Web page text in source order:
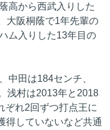
高から西武入りした
大阪桐蔭で1年先輩の
ム入りした13年目の
中田は184センチ、
浅村は2013年と2018
ぞれ2回ずつ打点王に
得していないなど共通